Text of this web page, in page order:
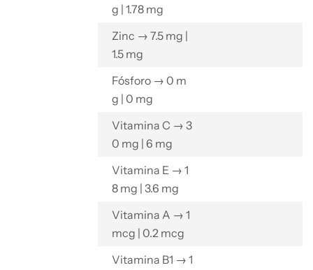
g | 1.78 mg
Zinc → 7.5 mg |
1.5 mg
Fósforo → 0 m
g | 0 mg
Vitamina C → 3
0 mg | 6 mg
Vitamina E → 1
8 mg | 3.6 mg
Vitamina A → 1
mcg | 0.2 mcg
Vitamina B1 → 1